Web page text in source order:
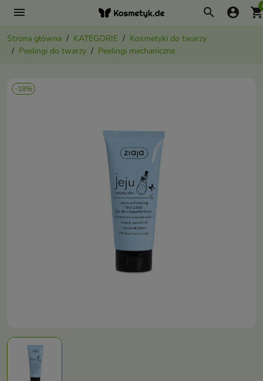
menu search account_circle
Strona główna KATEGORIE
Kosmetyki do twarzy
Peelingi do twarzy
Peelingi mechaniczne
-18%